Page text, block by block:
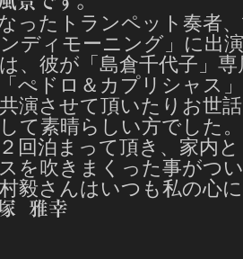
ったトランペット奏者
ディモーニング」に出
、彼が「島倉千代子」
ぺドロ＆カプリシャス
演させて頂いたりお世
て素晴らしい方でした。
回泊まって頂き、家内
を吹きまくった事がつ
毅さんはいつも私の心
雅幸